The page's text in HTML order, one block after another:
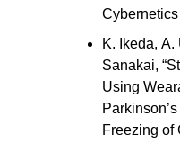
Cybernetics
K. Ikeda, A.
Sanakai,
Using
Freezing of